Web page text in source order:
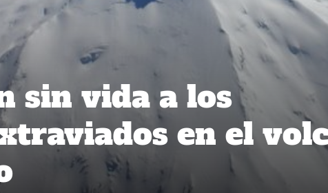
sin vida a los
en el